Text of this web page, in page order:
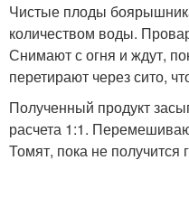
Чистые плоды
количеством воды.
Снимают с огня и ждут,
перетирают через сито,
Полученный продукт
расчета 1:1.
Томят, пока не получится